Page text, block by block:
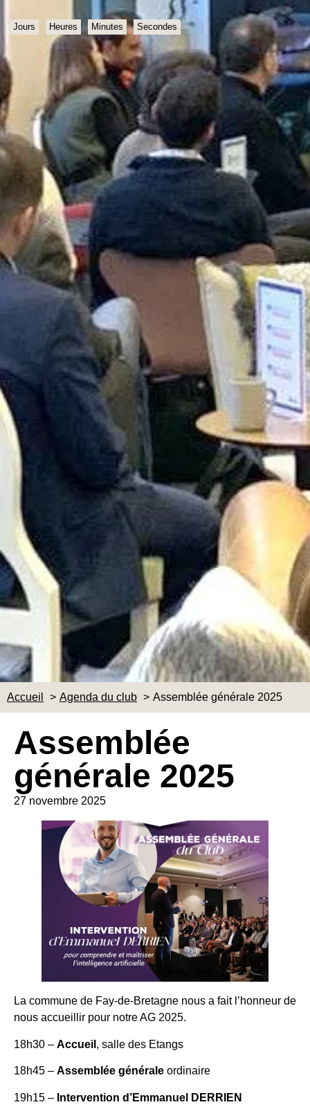
Jours Heures Minutes Secondes
Accueil Agenda du club Assemblée générale 2025
Assemblée
générale 2025
27 novembre 2025
La commune de Fay-de-Bretagne nous a fait l’honneur de
nous accueillir pour notre AG 2025.
18h30 – Accueil , salle des Etangs
18h45 – Assemblée générale ordinaire
19h15 – Intervention d’Emmanuel DERRIEN